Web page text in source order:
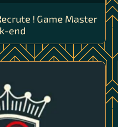
! Game Master
end